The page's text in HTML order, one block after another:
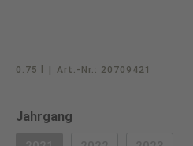
0.75 l Art.-Nr.: 20709421
Jahrgang